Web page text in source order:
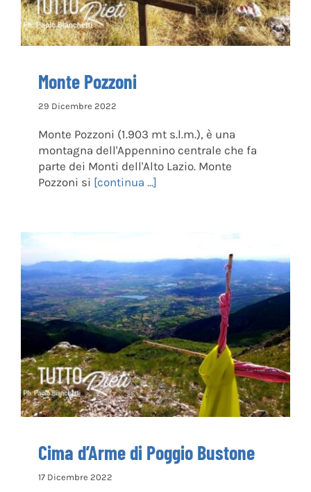
Monte Pozzoni
29 Dicembre 2022
Monte Pozzoni (1.903 mt s.l.m.), è una
montagna dell'Appennino centrale che fa
parte dei Monti dell'Alto Lazio. Monte
Pozzoni si [continua ...]
Cima d’Arme di Poggio Bustone
Cima d’Arme di Poggio Bustone
17 Dicembre 2022